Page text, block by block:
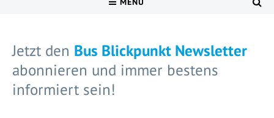
Jetzt den Bus Blickpunkt Newsletter
abonnieren und immer bestens
informiert sein!